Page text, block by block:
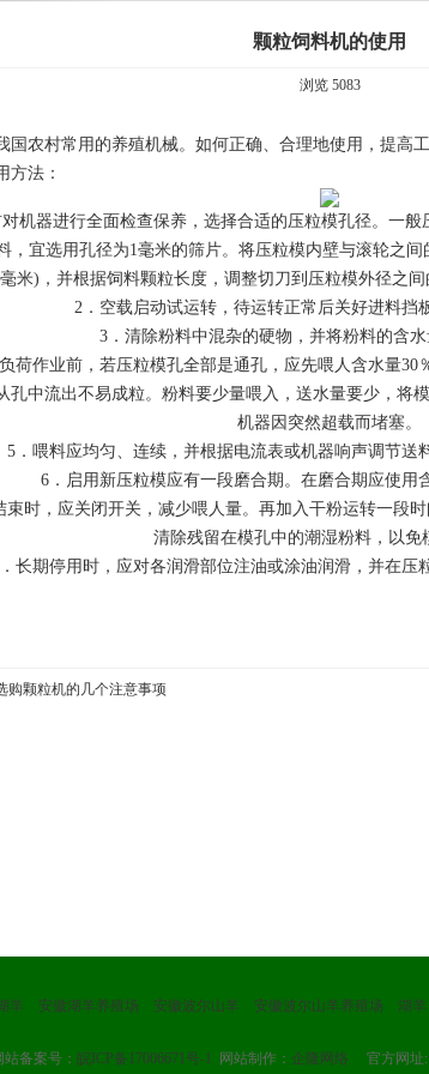
颗粒饲料机的使用
浏览 5083
国农村常用的养殖机械。如何正确、合理地使用，提高
方法：
器进行全面检查保养，选择合适的压粒模孔径。一般
，宜选用孔径为1毫米的筛片。将压粒模内壁与滚轮之
米)，并根据饲料颗粒长度，调整切刀到压粒模外径之间
2．空载启动试运转，待运转正常后关好进料挡板
3．清除粉料中混杂的硬物，并将粉料的含水
作业前，若压粒模孔全部是通孔，应先喂人含水量30
孔中流出不易成粒。粉料要少量喂入，送水量要少，将
机器因突然超载而堵塞。
喂料应均匀、连续，并根据电流表或机器响声调节送料
6．启用新压粒模应有一段磨合期。在磨合期应使用含
，应关闭开关，减少喂人量。再加入干粉运转一段时
清除残留在模孔中的潮湿粉料，以免
期停用时，应对各润滑部位注油或涂油润滑，并在压
购颗粒机的几个注意事项
羊 安徽湖羊养殖场 安徽波尔山羊 安徽波尔山羊养殖场 湖羊
备案号： 皖ICP备17006671号-1 网站制作： 企隆网络 官方网址: